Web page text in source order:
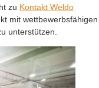
zu Kontakt Weldo
mit wettbewerbsfähigen
unterstützen.